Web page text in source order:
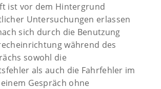
ist vor dem Hintergrund
Untersuchungen erlassen
sich durch die Benutzung
während des
sowohl die
als auch die Fahrfehler im
Gespräch ohne